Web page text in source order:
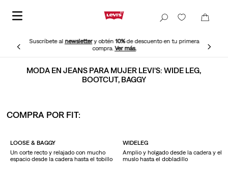
Suscríbete al newslettery obtén10%de descuento en tu primera
compra.Ver más.
MODA EN JEANS PARA MUJER LEVI'S: WIDE LEG,
BOOTCUT, BAGGY
COMPRA POR FIT:
LOOSE & BAGGY
Un corte recto y relajado con mucho
espacio desde la cadera hasta el tobillo
WIDELEG
Amplio y holgado desde la cadera y el
muslo hasta el dobladillo